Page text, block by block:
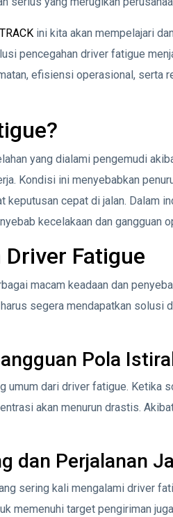
ini kita akan mempelajari
pencegahan driver fatigue
efisiensi operasional, serta
yang dialami pengemudi
Kondisi ini menyebabkan
keputusan cepat di jalan. Dalam
kecelakaan dan gangguan
Fatigue
macam keadaan dan
segera mendapatkan solusi
Pola
umum dari driver fatigue. Ketika
akan menurun drastis.
dan Perjalanan
sering kali mengalami driver
memenuhi target pengiriman